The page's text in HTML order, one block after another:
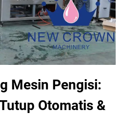
Mesin Pengisi:
Otomatis &